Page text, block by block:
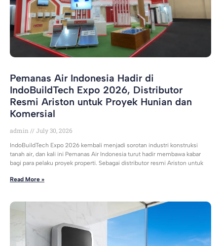
Pemanas Air Indonesia Hadir di
IndoBuildTech Expo 2026, Distributor
Resmi Ariston untuk Proyek Hunian dan
Komersial
admin July 30, 2026
IndoBuildTech Expo 2026 kembali menjadi sorotan industri konstruksi
tanah air, dan kali ini Pemanas Air Indonesia turut hadir membawa kabar
bagi para pelaku proyek properti. Sebagai distributor resmi Ariston untuk
Read More »